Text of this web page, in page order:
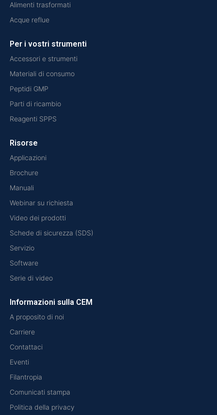
Alimenti trasformati
Acque reflue
Per i vostri strumenti
Accessori e strumenti
Materiali di consumo
Peptidi GMP
Parti di ricambio
Reagenti SPPS
Risorse
Applicazioni
Brochure
Manuali
Webinar su richiesta
Video dei prodotti
Schede di sicurezza (SDS)
Servizio
Software
Serie di video
Informazioni sulla CEM
A proposito di noi
Carriere
Contattaci
Eventi
Filantropia
Comunicati stampa
Politica della privacy